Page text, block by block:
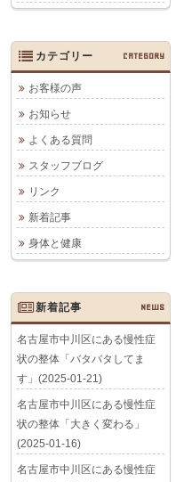
カテゴリー CATEGORY
お客様の声
お知らせ
よくある質問
スタッフブログ
リンク
新着記事
身体と健康
新着記事 NEWS
名古屋市中川区にある慢性症
状の整体「バタバタしてま
す」(2025-01-21)
名古屋市中川区にある慢性症
状の整体「大きく変わる」
(2025-01-16)
名古屋市中川区にある慢性症